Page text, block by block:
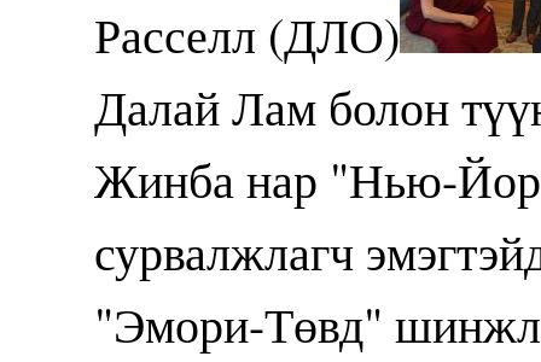
Расселл (ДЛО)
Далай Лам болон
Жинба нар "Нью-
сурвалжлагч
"Эмори-Төвд"